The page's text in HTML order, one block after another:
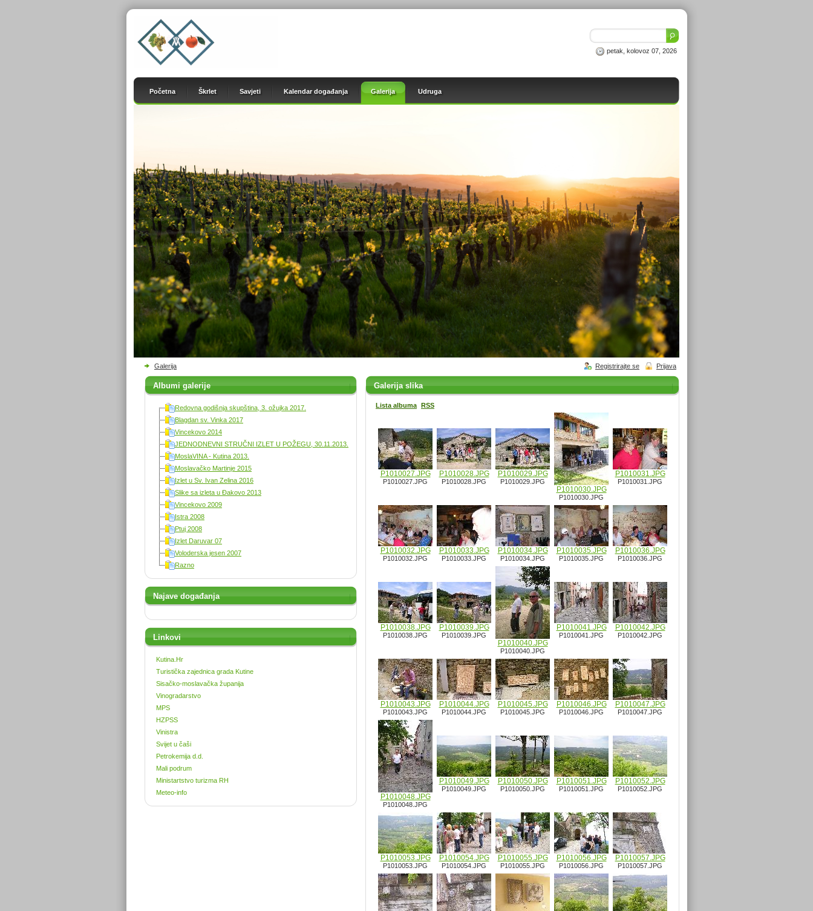
petak, kolovoz 07, 2026
Početna Škrlet Savjeti Kalendar događanja Galerija Udruga
Galerija Prijava
Registrirajte se
Albumi galerije
Redovna godišnja skupština, 3. ožujka 2017.
Blagdan sv. Vinka 2017
Vincekovo 2014
JEDNODNEVNI STRUČNI IZLET U POŽEGU, 30.11.2013.
MoslaVINA - Kutina 2013.
Moslavačko Martinje 2015
Izlet u Sv. Ivan Zelina 2016
Slike sa izleta u Đakovo 2013
Vincekovo 2009
Istra 2008
Ptuj 2008
Izlet Daruvar 07
Voloderska jesen 2007
Razno
Najave događanja
Linkovi
Kutina.Hr
Turistička zajednica grada Kutine
Sisačko-moslavačka županija
Vinogradarstvo
MPS
HZPSS
Vinistra
Svijet u čaši
Petrokemija d.d.
Mali podrum
Ministartstvo turizma RH
Meteo-info
Galerija slika
Lista albuma RSS
P1010027.JPG
P1010027.JPG
P1010028.JPG
P1010028.JPG
P1010029.JPG
P1010029.JPG
P1010030.JPG
P1010030.JPG
P1010031.JPG
P1010031.JPG
P1010032.JPG
P1010032.JPG
P1010033.JPG
P1010033.JPG
P1010034.JPG
P1010034.JPG
P1010035.JPG
P1010035.JPG
P1010036.JPG
P1010036.JPG
P1010038.JPG
P1010038.JPG
P1010039.JPG
P1010039.JPG
P1010040.JPG
P1010040.JPG
P1010041.JPG
P1010041.JPG
P1010042.JPG
P1010042.JPG
P1010043.JPG
P1010043.JPG
P1010044.JPG
P1010044.JPG
P1010045.JPG
P1010045.JPG
P1010046.JPG
P1010046.JPG
P1010047.JPG
P1010047.JPG
P1010048.JPG
P1010048.JPG
P1010049.JPG
P1010049.JPG
P1010050.JPG
P1010050.JPG
P1010051.JPG
P1010051.JPG
P1010052.JPG
P1010052.JPG
P1010053.JPG
P1010053.JPG
P1010054.JPG
P1010054.JPG
P1010055.JPG
P1010055.JPG
P1010056.JPG
P1010056.JPG
P1010057.JPG
P1010057.JPG